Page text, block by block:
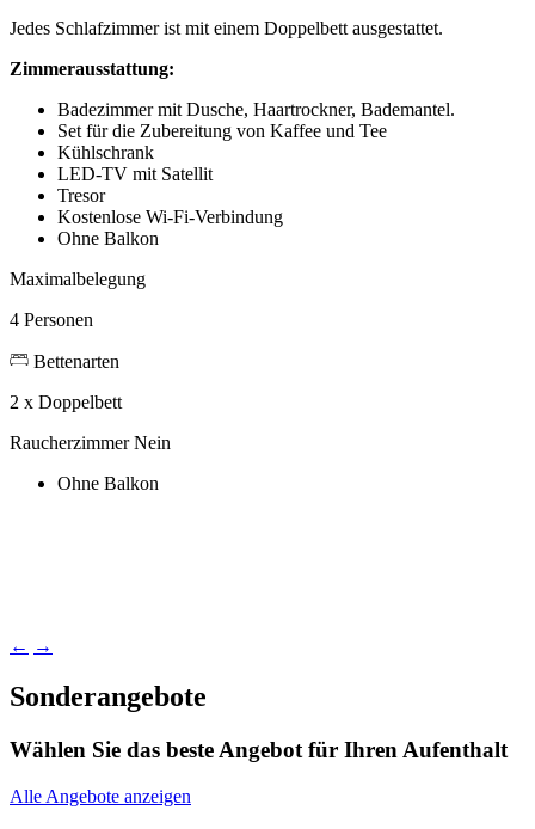
Jedes Schlafzimmer ist mit einem Doppelbett ausgestattet.
Zimmerausstattung:
Badezimmer mit Dusche, Haartrockner, Bademantel.
Set für die Zubereitung von Kaffee und Tee
Kühlschrank
LED-TV mit Satellit
Tresor
Kostenlose Wi-Fi-Verbindung
Ohne Balkon
Maximalbelegung
4 Personen
Bettenarten
2 x Doppelbett
Raucherzimmer Nein
Ohne Balkon
← →
Sonderangebote
Wählen Sie das beste Angebot für Ihren Aufenthalt
Alle Angebote anzeigen